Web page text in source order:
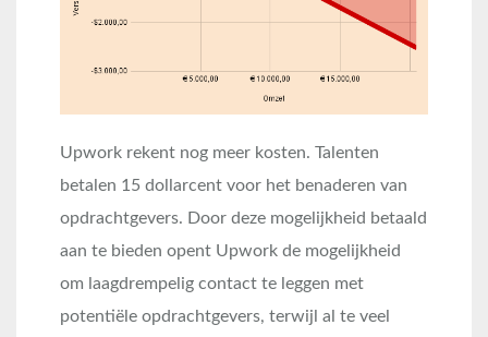
Upwork rekent nog meer kosten. Talenten
betalen 15 dollarcent voor het benaderen van
opdrachtgevers. Door deze mogelijkheid betaald
aan te bieden opent Upwork de mogelijkheid
om laagdrempelig contact te leggen met
potentiële opdrachtgevers, terwijl al te veel